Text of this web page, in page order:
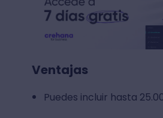
Ventajas
Puedes incluir hasta